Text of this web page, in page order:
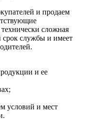
и продаем
сложная
срок службы и имеет
и ее
условий и мест